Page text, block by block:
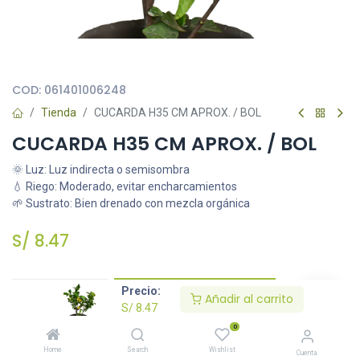
Precio:
S/8.47
Añadir al carrito
Home Search
0
Wishlist Cuenta
COD: 061401006248
Tienda CUCARDA H35 CM APROX. / BOL
CUCARDA H35 CM APROX. / BOL
🌞 Luz: Luz indirecta o semisombra
💧 Riego: Moderado, evitar encharcamientos
🌱 Sustrato: Bien drenado con mezcla orgánica
S/ 8.47
Añadir al carrito
Agregar a la lista de deseos